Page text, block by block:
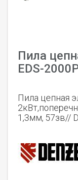
Пила
EDS-
Пила цепная
1,3мм, 57зв//